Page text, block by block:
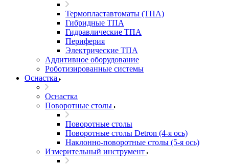
Термопластавтоматы (ТПА)
Гибридные ТПА
Гидравлические ТПА
Периферия
Электрические ТПА
Аддитивное оборудование
Роботизированные системы
Оснастка
Оснастка
Поворотные столы
Поворотные столы
Поворотные столы Detron (4-я ось)
Наклонно-поворотные столы (5-я ось)
Измерительный инструмент